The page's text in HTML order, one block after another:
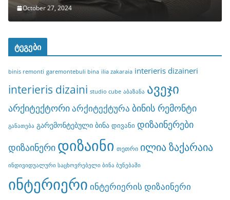
October 27, 2024
ტეგები
binis remonti garemontebuli bina ilia zakaraia interieris dizaineri
interieris dizaini studio cube აბაზანა ავეჯი
არქიტექტორიარქიტექტურა ბინის რემონტი
განათება გარემონტებული ბინა დივანი დიზაინერები
დიზაინერი დიზაინი თეთრი ილია ზაქარაია
ინდივიდუალური საცხოვრებელი ბინა ბუნებაში
ინტერიერი ინტერიერის დიზაინერი